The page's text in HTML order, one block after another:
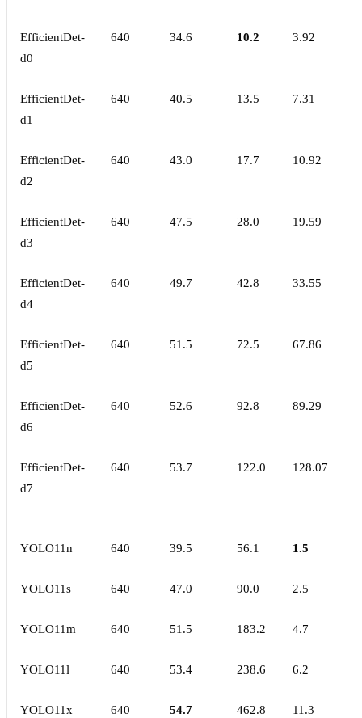
EfficientDet-
d0
640 34.6 10.2 3.92
EfficientDet-
d1
640 40.5 13.5 7.31
EfficientDet-
d2
640 43.0 17.7 10.92
EfficientDet-
d3
640 47.5 28.0 19.59
EfficientDet-
d4
640 49.7 42.8 33.55
EfficientDet-
d5
640 51.5 72.5 67.86
EfficientDet-
d6
640 52.6 92.8 89.29
EfficientDet-
d7
640 53.7 122.0 128.07
YOLO11n 640 39.5 56.1 1.5
YOLO11s 640 47.0 90.0 2.5
YOLO11m 640 51.5 183.2 4.7
YOLO11l 640 53.4 238.6 6.2
YOLO11x 640 54.7 462.8 11.3